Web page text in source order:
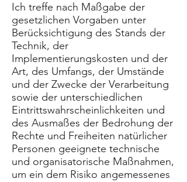
Ich treffe nach Maßgabe der
gesetzlichen Vorgaben unter
Berücksichtigung des Stands der
Technik, der
Implementierungskosten und der
Art, des Umfangs, der Umstände
und der Zwecke der Verarbeitung
sowie der unterschiedlichen
Eintrittswahrscheinlichkeiten und
des Ausmaßes der Bedrohung der
Rechte und Freiheiten natürlicher
Personen geeignete technische
und organisatorische Maßnahmen,
um ein dem Risiko angemessenes